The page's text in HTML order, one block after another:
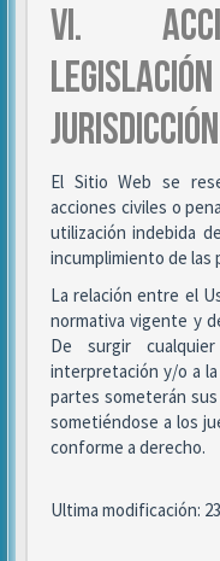
VI.
JURISDICCIÓN
El Sitio Web se
acciones civiles o
utilización indebida
incumplimiento de las
La relación entre el
normativa vigente y
De surgir
interpretación y/o a
partes someterán
sometiéndose a los
conforme a derecho.
Ultima modificación: